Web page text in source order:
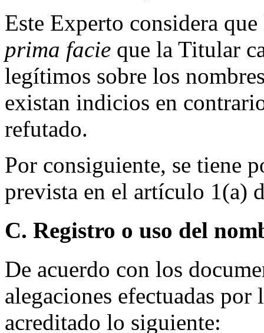
Este Experto considera
prima facie que la Titular
legítimos sobre los
existan indicios en
refutado.
Por consiguiente, se tiene
prevista en el artículo 1(a)
C. Registro o uso del
De acuerdo con los
alegaciones efectuadas
acreditado lo siguiente: